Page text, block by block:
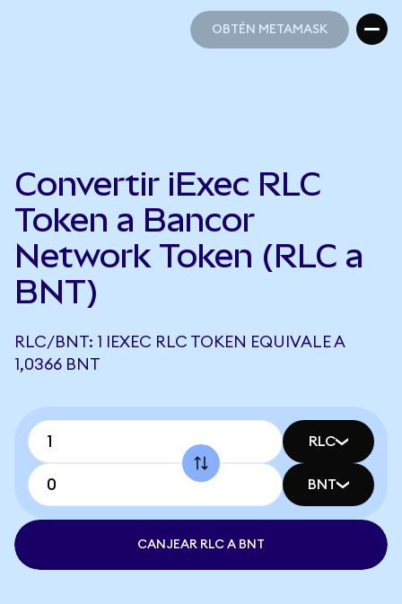
OBTÉN METAMASK
Convertir iExec RLC
Token a Bancor
Network Token (RLC a
BNT)
RLC/BNT: 1 IEXEC RLC TOKEN EQUIVALE A
1,0366 BNT
RLC
BNT
CANJEAR RLC A BNT